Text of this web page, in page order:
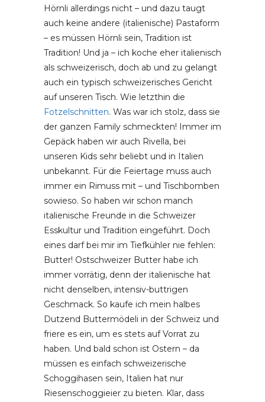
Hörnli allerdings nicht – und dazu taugt
auch keine andere (italienische) Pastaform
– es müssen Hörnli sein, Tradition ist
Tradition! Und ja – ich koche eher italienisch
als schweizerisch, doch ab und zu gelangt
auch ein typisch schweizerisches Gericht
auf unseren Tisch. Wie letzthin die
Fotzelschnitten. Was war ich stolz, dass sie
der ganzen Family schmeckten! Immer im
Gepäck haben wir auch Rivella, bei
unseren Kids sehr beliebt und in Italien
unbekannt. Für die Feiertage muss auch
immer ein Rimuss mit – und Tischbomben
sowieso. So haben wir schon manch
italienische Freunde in die Schweizer
Esskultur und Tradition eingeführt. Doch
eines darf bei mir im Tiefkühler nie fehlen:
Butter! Ostschweizer Butter habe ich
immer vorrätig, denn der italienische hat
nicht denselben, intensiv-buttrigen
Geschmack. So kaufe ich mein halbes
Dutzend Buttermödeli in der Schweiz und
friere es ein, um es stets auf Vorrat zu
haben. Und bald schon ist Ostern – da
müssen es einfach schweizerische
Schoggihasen sein, Italien hat nur
Riesenschoggieier zu bieten. Klar, dass